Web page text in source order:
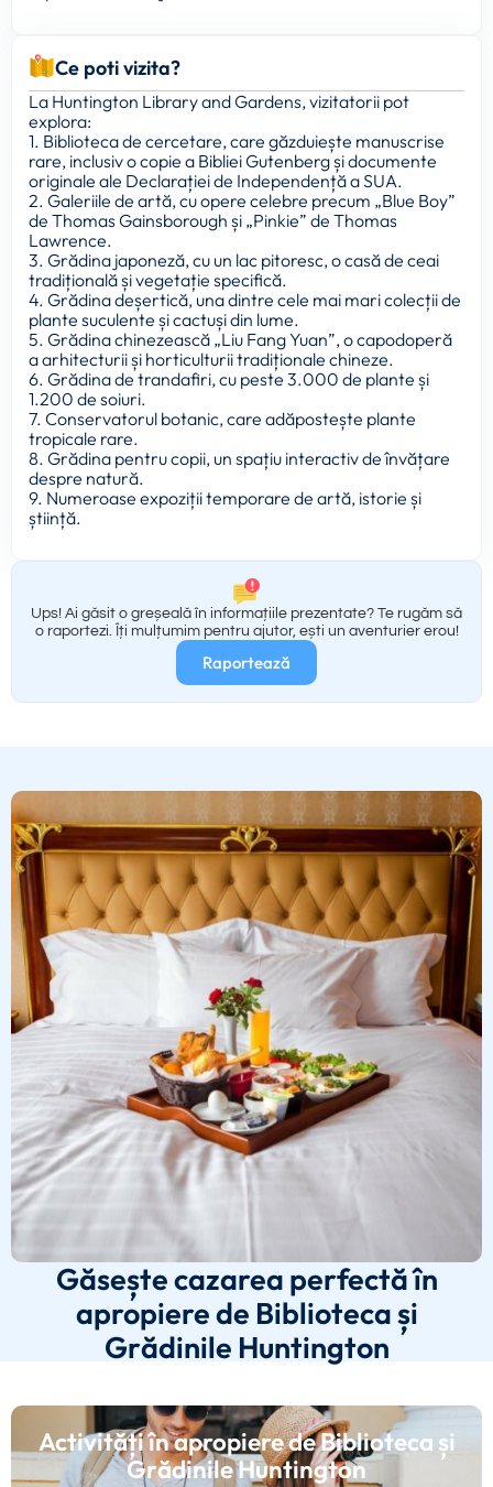
Ce poti vizita?
La Huntington Library and Gardens, vizitatorii pot
explora:
1. Biblioteca de cercetare, care găzduiește manuscrise
rare, inclusiv o copie a Bibliei Gutenberg și documente
originale ale Declarației de Independență a SUA.
2. Galeriile de artă, cu opere celebre precum „Blue Boy”
de Thomas Gainsborough și „Pinkie” de Thomas
Lawrence.
3. Grădina japoneză, cu un lac pitoresc, o casă de ceai
tradițională și vegetație specifică.
4. Grădina deșertică, una dintre cele mai mari colecții de
plante suculente și cactuși din lume.
5. Grădina chinezească „Liu Fang Yuan”, o capodoperă
a arhitecturii și horticulturii tradiționale chineze.
6. Grădina de trandafiri, cu peste 3.000 de plante și
1.200 de soiuri.
7. Conservatorul botanic, care adăpostește plante
tropicale rare.
8. Grădina pentru copii, un spațiu interactiv de învățare
despre natură.
9. Numeroase expoziții temporare de artă, istorie și
știință.
Ups! Ai găsit o greșeală în informațiile prezentate? Te rugăm să
o raportezi. Îți mulțumim pentru ajutor, ești un aventurier erou!
Raportează
Găsește cazarea perfectă în
apropiere de Biblioteca și
Grădinile Huntington
Activități în apropiere de Biblioteca și
Grădinile Huntington